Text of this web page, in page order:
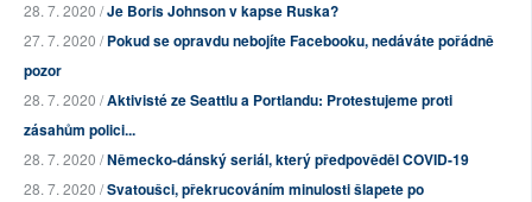
28. 7. 2020 /Je Boris Johnson v kapse Ruska?
27. 7. 2020 /Pokud se opravdu nebojíte Facebooku, nedáváte pořádně
pozor
28. 7. 2020 /Aktivisté ze Seattlu a Portlandu: Protestujeme proti
zásahům polici...
28. 7. 2020 /Německo-dánský seriál, který předpověděl COVID-19
28. 7. 2020 /Svatoušci, překrucováním minulosti šlapete po